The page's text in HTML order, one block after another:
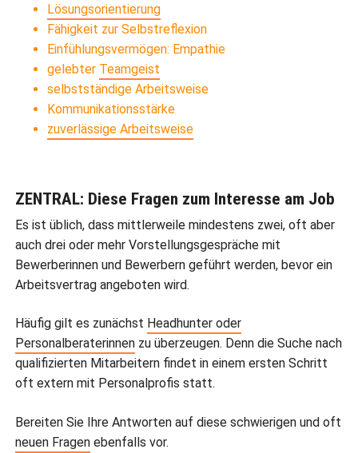
Lösungsorientierung
Fähigkeit zur Selbstreflexion
Einfühlungsvermögen: Empathie
gelebter Teamgeist
selbstständige Arbeitsweise
Kommunikationsstärke
zuverlässige Arbeitsweise
ZENTRAL: Diese Fragen zum Interesse am Job
Es ist üblich, dass mittlerweile mindestens zwei, oft aber
auch drei oder mehr Vorstellungsgespräche mit
Bewerberinnen und Bewerbern geführt werden, bevor ein
Arbeitsvertrag angeboten wird.
Häufig gilt es zunächst Headhunter oder
Personalberaterinnenzu überzeugen. Denn die Suche nach
qualifizierten Mitarbeitern findet in einem ersten Schritt
oft extern mit Personalprofis statt.
Bereiten Sie Ihre Antworten auf diese schwierigen und oft
neuen Fragenebenfalls vor.